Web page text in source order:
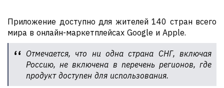
Приложение доступно для жителей 140 стран всего
мира в онлайн-маркетплейсах Google и Apple.
Отмечается, что ни одна страна СНГ, включая
Россию, не включена в перечень регионов, где
продукт доступен для использования.